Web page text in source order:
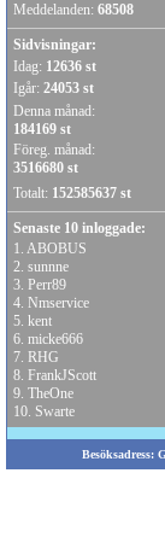
Meddelanden: 68508
Sidvisningar:
Idag: 12636 st
Igår: 24053 st
Denna månad:
184169 st
Föreg. månad:
3516680 st
Totalt: 152585637 st
Senaste 10 inloggade:
1. ABOBUS
2. sunnne
3. Perr89
4. Nmservice
5. kent
6. micke666
7. RHG
8. FrankJScott
9. TheOne
10. Swarte
Besöksadress: